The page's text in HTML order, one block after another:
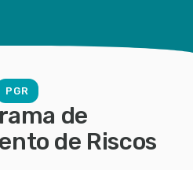
PGR
de
de Riscos